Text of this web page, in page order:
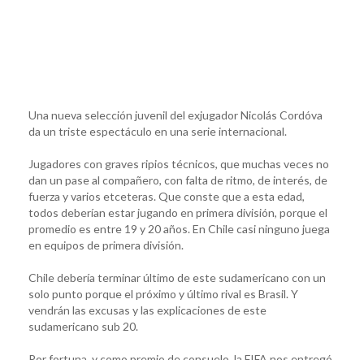
Una nueva selección juvenil del exjugador Nicolás Cordóva
da un triste espectáculo en una serie internacional.
Jugadores con graves ripios técnicos, que muchas veces no
dan un pase al compañero, con falta de ritmo, de interés, de
fuerza y varios etceteras. Que conste que a esta edad,
todos deberían estar jugando en primera división, porque el
promedio es entre 19 y 20 años. En Chile casi ninguno juega
en equipos de primera división.
Chile debería terminar último de este sudamericano con un
solo punto porque el próximo y último rival es Brasil. Y
vendrán las excusas y las explicaciones de este
sudamericano sub 20.